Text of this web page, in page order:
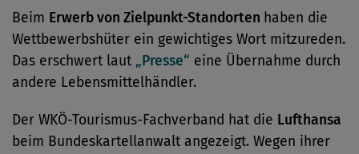
Beim Erwerb von Zielpunkt-Standorten haben die
Wettbewerbshüter ein gewichtiges Wort mitzureden.
Das erschwert laut „Presse“ eine Übernahme durch
andere Lebensmittelhändler.
Der WKÖ-Tourismus-Fachverband hat die Lufthansa
beim Bundeskartellanwalt angezeigt. Wegen ihrer